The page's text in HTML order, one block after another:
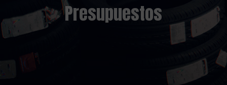
Presupuestos